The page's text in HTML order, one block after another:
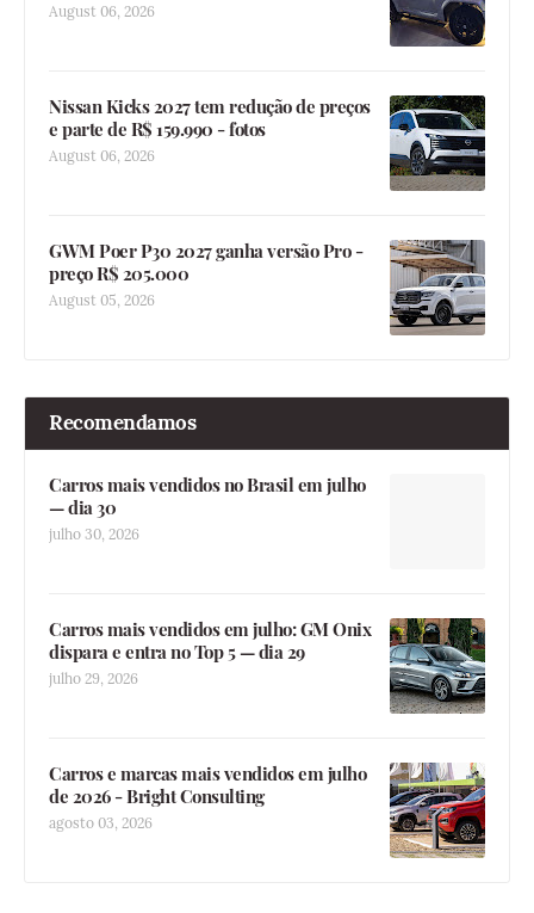
August 06, 2026
Nissan Kicks 2027 tem redução de preços
e parte de R$ 159.990 - fotos
August 06, 2026
GWM Poer P30 2027 ganha versão Pro -
preço R$ 205.000
August 05, 2026
Recomendamos
Carros mais vendidos no Brasil em julho
— dia 30
julho 30, 2026
Carros mais vendidos em julho: GM Onix
dispara e entra no Top 5 — dia 29
julho 29, 2026
Carros e marcas mais vendidos em julho
de 2026 - Bright Consulting
agosto 03, 2026